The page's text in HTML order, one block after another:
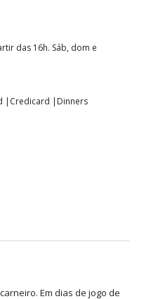
das 16h. Sáb, dom e
|Credicard |Dinners
Em dias de jogo de